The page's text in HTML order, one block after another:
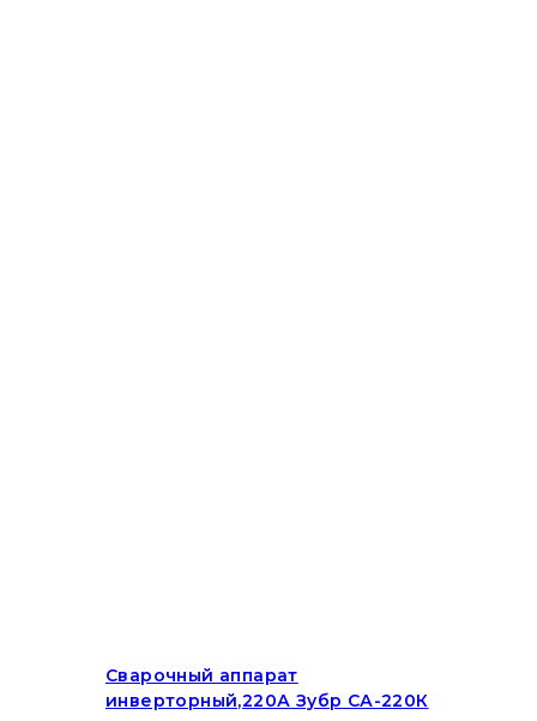
Сварочный аппарат
инверторный,220А Зубр СА-220К